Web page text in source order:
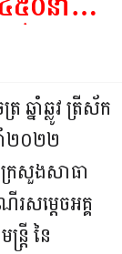
ៃ
តនៅក្នុងឃុំ
និគម
ឆ្នាំឆ្លូវ ត្រីស័ក
ាំ២០២២
ក្រសួងសាធា
សម្ដេចអគ្គ
រី នៃ